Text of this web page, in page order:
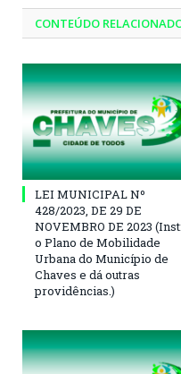
CONTEÚDO
LEI MUNICIPAL Nº
428/2023, DE 29 DE
NOVEMBRO DE 2023
o Plano de Mobilidade
Urbana do Município de
Chaves e dá outras
providências.)